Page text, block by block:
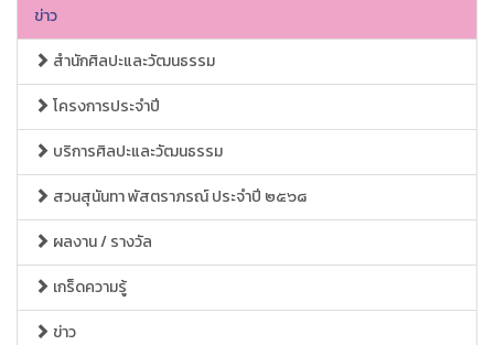
ข่าว
สำนักศิลปะและวัฒนธรรม
โครงการประจำปี
บริการศิลปะและวัฒนธรรม
สวนสุนันทา พัสตราภรณ์ ประจำปี ๒๕๖๘
ผลงาน / รางวัล
เกร็ดความรู้
ข่าว